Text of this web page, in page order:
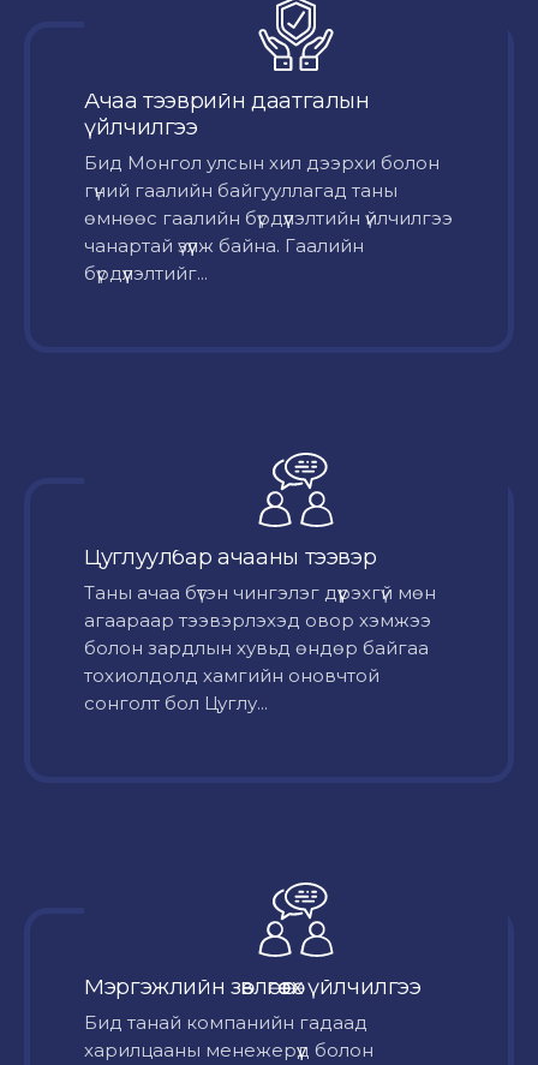
Ачаа тээврийн даатгалын
үйлчилгээ
Бид Монгол улсын хил дээрхи болон
гүний гаалийн байгууллагад таны
өмнөөс гаалийн бүрдүүлэлтийн үйлчилгээ
чанартай үзүүлж байна. Гаалийн
бүрдүүлэлтийг...
Цуглуулбар ачааны тээвэр
Таны ачаа бүтэн чингэлэг дүүрэхгүй мөн
агаараар тээвэрлэхэд овор хэмжээ
болон зардлын хувьд өндөр байгаа
тохиолдолд хамгийн оновчтой
сонголт бол Цуглу...
Мэргэжлийн зөвлөгөө өгөх үйлчилгээ
Бид танай компанийн гадаад
харилцааны менежерүүд болон